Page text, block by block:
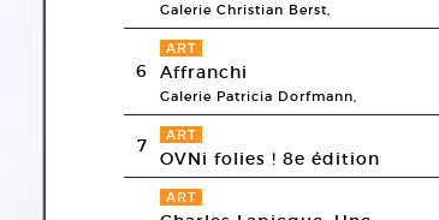
Galerie Christian Berst,
6
ART
Affranchi
Galerie Patricia Dorfmann,
7 ART
OVNi folies ! 8e édition
ART